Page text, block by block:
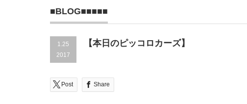
■BLOG■■■■■
1.25
2017
【本日のピッコロカーズ】
Post Share